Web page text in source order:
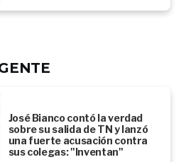
José Bianco contó la verdad
sobre su salida de TN y lanzó
una fuerte acusación contra
sus colegas: "Inventan"